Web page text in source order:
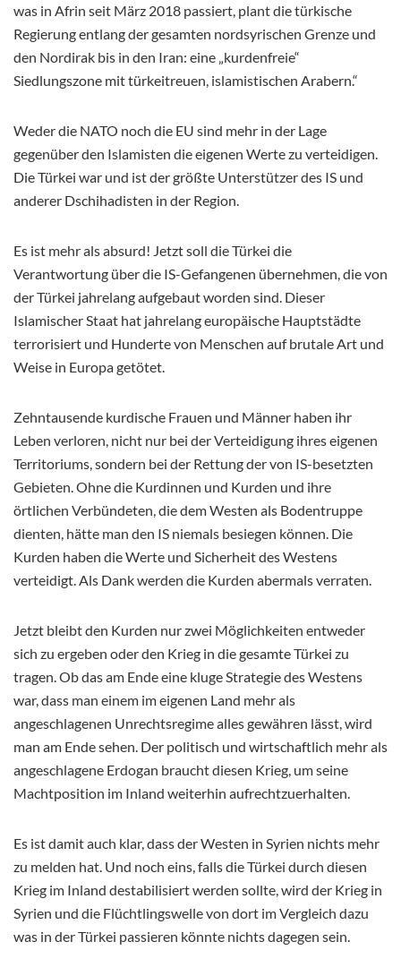
was in Afrin seit März 2018 passiert, plant die türkische
Regierung entlang der gesamten nordsyrischen Grenze und
den Nordirak bis in den Iran: eine „kurdenfreie“
Siedlungszone mit türkeitreuen, islamistischen Arabern.“
Weder die NATO noch die EU sind mehr in der Lage
gegenüber den Islamisten die eigenen Werte zu verteidigen.
Die Türkei war und ist der größte Unterstützer des IS und
anderer Dschihadisten in der Region.
Es ist mehr als absurd! Jetzt soll die Türkei die
Verantwortung über die IS-Gefangenen übernehmen, die von
der Türkei jahrelang aufgebaut worden sind. Dieser
Islamischer Staat hat jahrelang europäische Hauptstädte
terrorisiert und Hunderte von Menschen auf brutale Art und
Weise in Europa getötet.
Zehntausende kurdische Frauen und Männer haben ihr
Leben verloren, nicht nur bei der Verteidigung ihres eigenen
Territoriums, sondern bei der Rettung der von IS-besetzten
Gebieten. Ohne die Kurdinnen und Kurden und ihre
örtlichen Verbündeten, die dem Westen als Bodentruppe
dienten, hätte man den IS niemals besiegen können. Die
Kurden haben die Werte und Sicherheit des Westens
verteidigt. Als Dank werden die Kurden abermals verraten.
Jetzt bleibt den Kurden nur zwei Möglichkeiten entweder
sich zu ergeben oder den Krieg in die gesamte Türkei zu
tragen. Ob das am Ende eine kluge Strategie des Westens
war, dass man einem im eigenen Land mehr als
angeschlagenen Unrechtsregime alles gewähren lässt, wird
man am Ende sehen. Der politisch und wirtschaftlich mehr als
angeschlagene Erdogan braucht diesen Krieg, um seine
Machtposition im Inland weiterhin aufrechtzuerhalten.
Es ist damit auch klar, dass der Westen in Syrien nichts mehr
zu melden hat. Und noch eins, falls die Türkei durch diesen
Krieg im Inland destabilisiert werden sollte, wird der Krieg in
Syrien und die Flüchtlingswelle von dort im Vergleich dazu
was in der Türkei passieren könnte nichts dagegen sein.